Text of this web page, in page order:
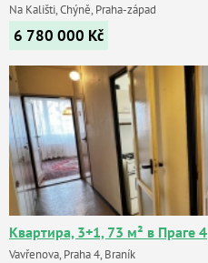
Na Kališti, Chýně, Praha-západ
6 780 000 Kč
Квартира, 3+1, 73 м² в Праге 4
Vavřenova, Praha 4, Braník